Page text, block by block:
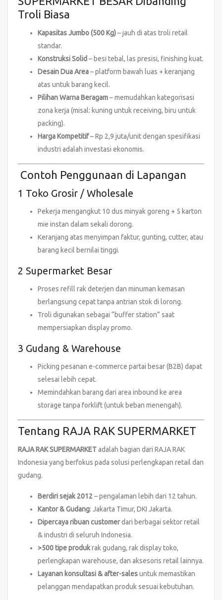
Troli Biasa
Kapasitas Jumbo (500 Kg)– jauh di atas troli retail
standar.
Konstruksi Solid – besi tebal, las presisi, finishing kuat.
Desain Dua Area– platform bawah luas + keranjang
atas untuk barang kecil.
Pilihan Warna Beragam– memudahkan kategorisasi
zona kerja (misal: kuning untuk receiving, biru untuk
packing).
Harga Kompetitif– Rp 2,9 juta/unit dengan spesifikasi
industri adalah investasi ekonomis.
Contoh Penggunaan di Lapangan
1 Toko Grosir / Wholesale
Pekerja mengangkut 10 dus minyak goreng + 5 karton
mie instan dalam sekali dorong.
Keranjang atas menyimpan faktur, gunting, cutter, atau
barang kecil bernilai tinggi.
2 Supermarket Besar
Proses refill rak deterjen dan minuman kemasan
berlangsung cepat tanpa antrian stok di lorong.
Troli digunakan sebagai “buffer station” saat
mempersiapkan display promo.
3 Gudang & Warehouse
Picking pesanan e-commerce partai besar (B2B) dapat
selesai lebih cepat.
Memindahkan barang dari area inbound ke area
storage tanpa forklift (untuk beban menengah).
Tentang RAJA RAK SUPERMARKET
RAJA RAK SUPERMARKETadalah bagian dari RAJA RAK
Indonesia yang berfokus pada solusi perlengkapan retail dan
gudang.
Berdiri sejak 2012– pengalaman lebih dari 12 tahun.
Kantor & Gudang: Jakarta Timur, DKI Jakarta.
Dipercaya ribuan customerdari berbagai sektor retail
& industri di seluruh Indonesia.
>500 tipe produkrak gudang, rak display toko,
perlengkapan warehouse, dan aksesoris retail lainnya.
Layanan konsultasi & after-salesuntuk memastikan
pelanggan mendapatkan produk sesuai kebutuhan.